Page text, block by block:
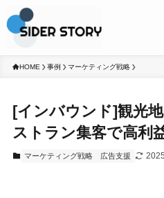
HOME 事例 マーケティング戦略
[インバウンド]観光
ストラン集客で高利
マーケティング戦略 広告支援